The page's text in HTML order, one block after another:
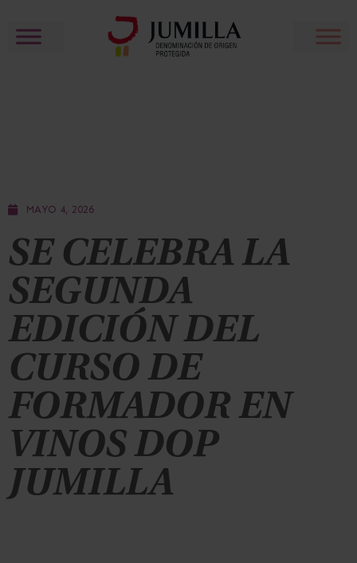
MAYO 4, 2026
SE CELEBRA LA
SEGUNDA
EDICIÓN DEL
CURSO DE
FORMADOR EN
VINOS DOP
JUMILLA